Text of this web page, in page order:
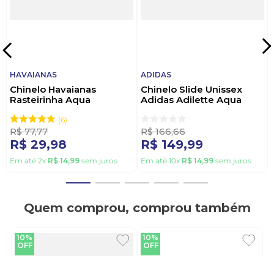
HAVAIANAS
Chinelo Havaianas
Rasteirinha Aqua
6
R$ 77,77
R$ 29,98
Em até 2x R$ 14,99 sem juros
ADIDAS
Chinelo Slide Unissex
Adidas Adilette Aqua
R$ 166,66
R$ 149,99
Em até 10x R$ 14,99 sem juros
Quem comprou, comprou também
10%
OFF
10%
OFF